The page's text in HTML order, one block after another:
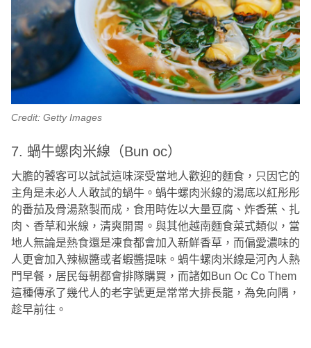
Credit: Getty Images
7. 蝸牛螺肉米線（Bun oc）
大膽的饕客可以試試這味深受當地人歡迎的麵食，只因它的
主角是未必人人敢試的蝸牛。蝸牛螺肉米線的湯底以紅彤彤
的番茄及骨湯熬製而成，食用時佐以大量豆腐、炸香蕉、扎
肉、香草和米線，清爽開胃。與其他越南麵食菜式類似，當
地人無論是熱食還是凍食都會加入新鮮香草，而偏愛濃味的
人更會加入辣椒醬或者蝦醬提味。蝸牛螺肉米線是河內人熱
門早餐，居民每朝都會排隊購買，而諸如Bun Oc Co Them
這種傳承了幾代人的老字號更是常常大排長龍，為免向隅，
趁早前往。